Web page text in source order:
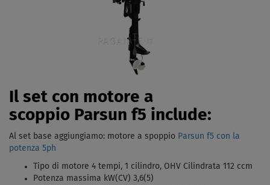
Il set con motore a
scoppio Parsun f5 include:
Al set base aggiungiamo: motore a spoppio Parsun f5 con la
potenza 5ph
Tipo di motore 4 tempi, 1 cilindro, OHV Cilindrata 112 ccm
Potenza massima kW(CV) 3,6(5)